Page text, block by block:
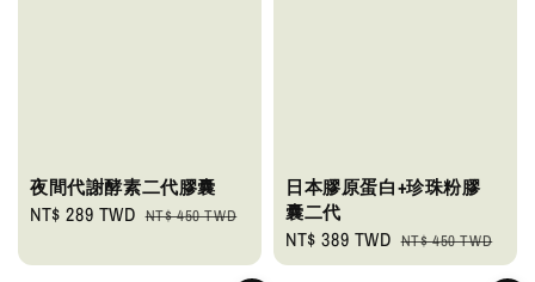
夜間代謝酵素二代膠囊
Sale
NT$ 289 TWD Regular
NT$ 450 TWD
日本膠原蛋白+珍珠粉膠
囊二代
Sale
price
NT$ 389 TWD Regular
price
NT$ 450 TWD